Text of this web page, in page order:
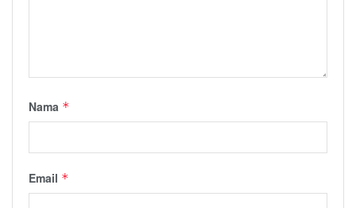
Nama *
Email *